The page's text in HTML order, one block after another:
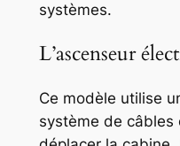
systèmes.
L’ascenseur
Ce modèle utilise
système de câbles